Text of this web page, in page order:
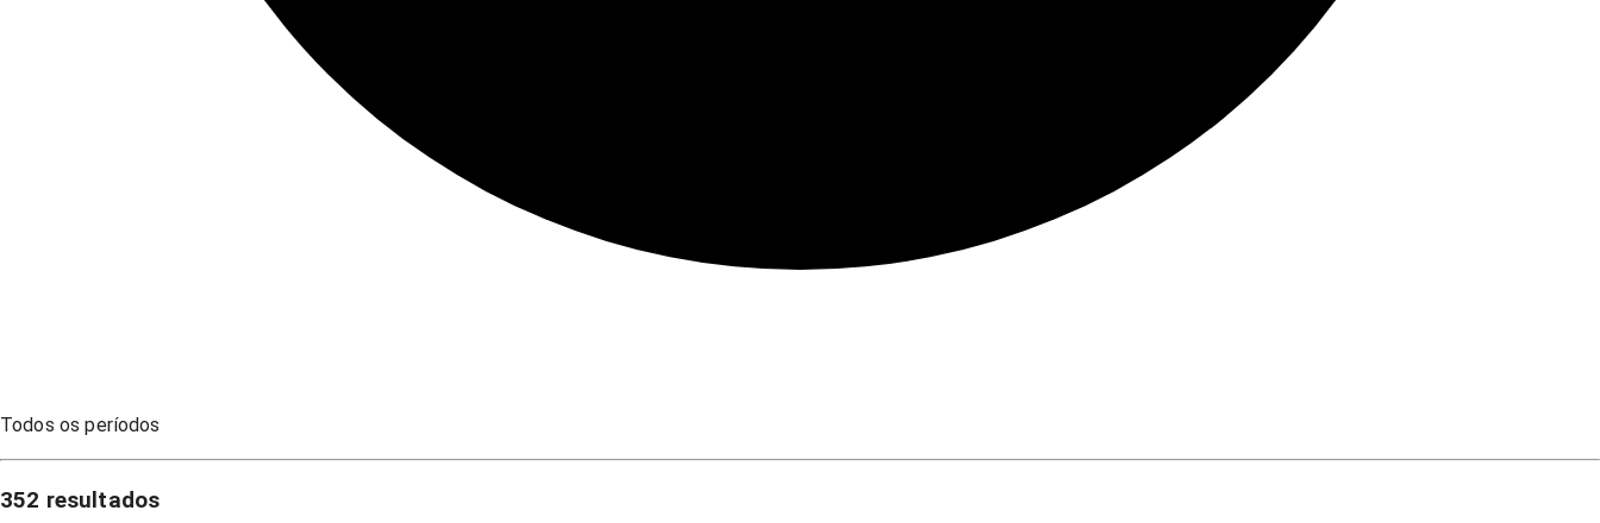
Todos os períodos
352 resultados